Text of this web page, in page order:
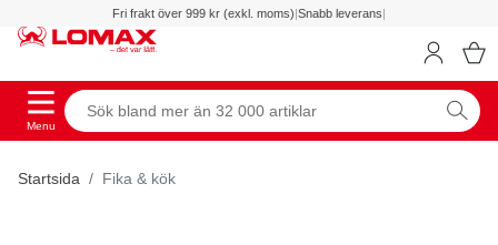
Fri frakt över 999 kr (exkl. moms)|Snabb leverans|
Menu
Startsida Fika & kök